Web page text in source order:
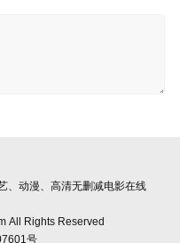
、动漫、高清无删减电影在线
All Rights Reserved
号